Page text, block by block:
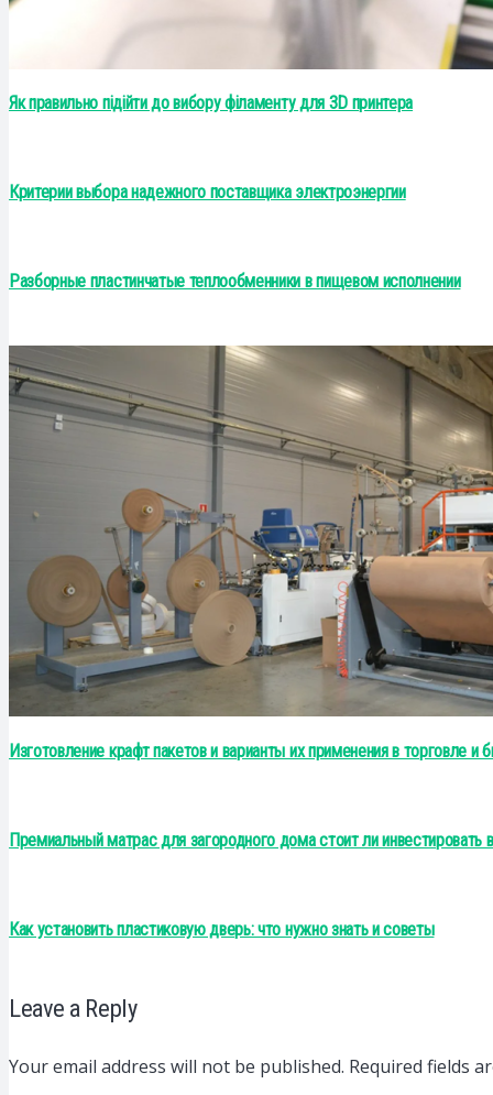
Як правильно підійти до вибору філаменту для 3D принтера
Критерии выбора надежного поставщика электроэнергии
Разборные пластинчатые теплообменники в пищевом исполнении
Изготовление крафт пакетов и варианты их применения в торговле и
Премиальный матрас для загородного дома стоит ли инвестировать
Как установить пластиковую дверь: что нужно знать и советы
Leave a Reply
Your email address will not be published. Required fields